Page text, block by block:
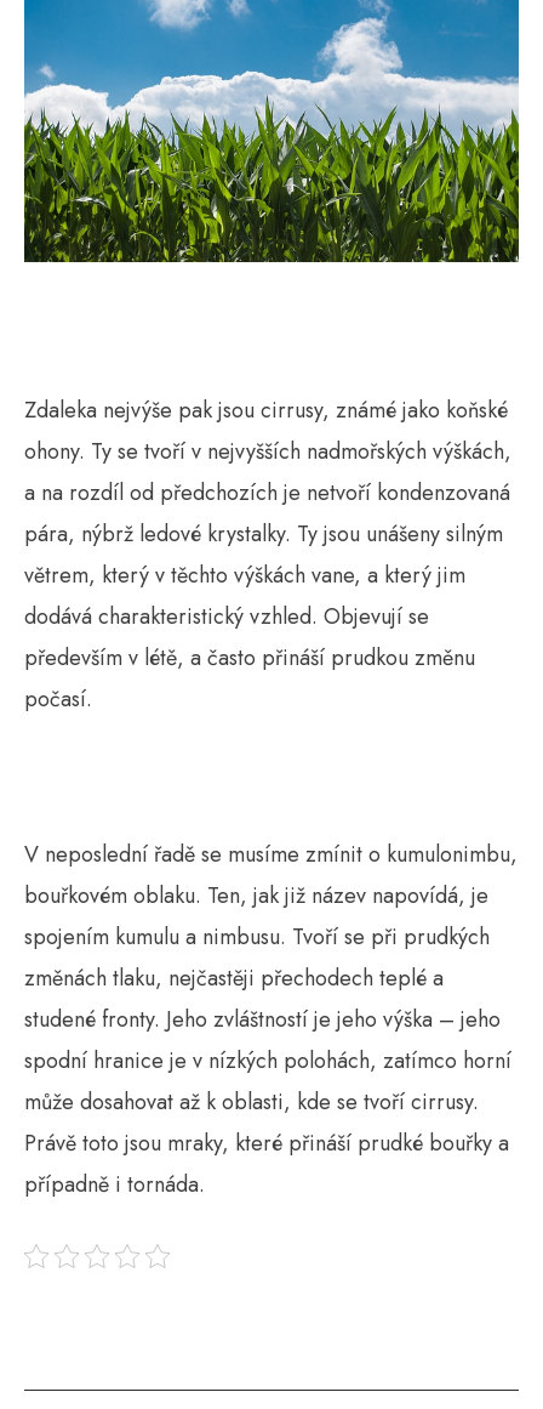
Zdaleka nejvýše pak jsou cirrusy, známé jako koňské
ohony. Ty se tvoří v nejvyšších nadmořských výškách,
a na rozdíl od předchozích je netvoří kondenzovaná
pára, nýbrž ledové krystalky. Ty jsou unášeny silným
větrem, který v těchto výškách vane, a který jim
dodává charakteristický vzhled. Objevují se
především v létě, a často přináší prudkou změnu
počasí.
V neposlední řadě se musíme zmínit o kumulonimbu,
bouřkovém oblaku. Ten, jak již název napovídá, je
spojením kumulu a nimbusu. Tvoří se při prudkých
změnách tlaku, nejčastěji přechodech teplé a
studené fronty. Jeho zvláštností je jeho výška – jeho
spodní hranice je v nízkých polohách, zatímco horní
může dosahovat až k oblasti, kde se tvoří cirrusy.
Právě toto jsou mraky, které přináší prudké bouřky a
případně i tornáda.